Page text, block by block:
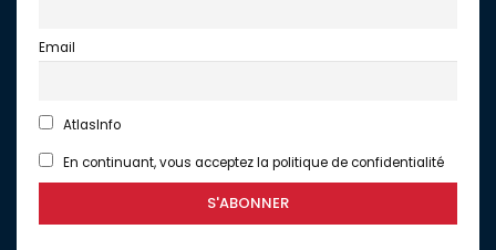
Email
AtlasInfo
En continuant, vous acceptez la politique de confidentialité